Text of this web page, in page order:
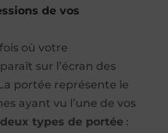
de vos
où votre
sur l’écran des
portée représente le
ayant vu l’une de vos
types de portée: